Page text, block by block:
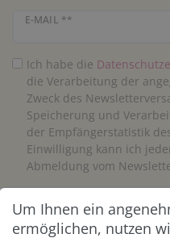
E-MAIL **
Newsletter Honig
Ich habe die
die Verarbeitung der
Zweck des
Speicherung und
der Empfängerstatistik
Einwilligung kann ich
Abmeldung vom
Um Ihnen ein
ermöglichen, nutzen